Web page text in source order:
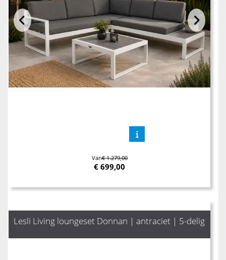
Van€ 1.279,00
€ 699,00
Lesli Living loungeset Donnan | antraciet | 5-delig